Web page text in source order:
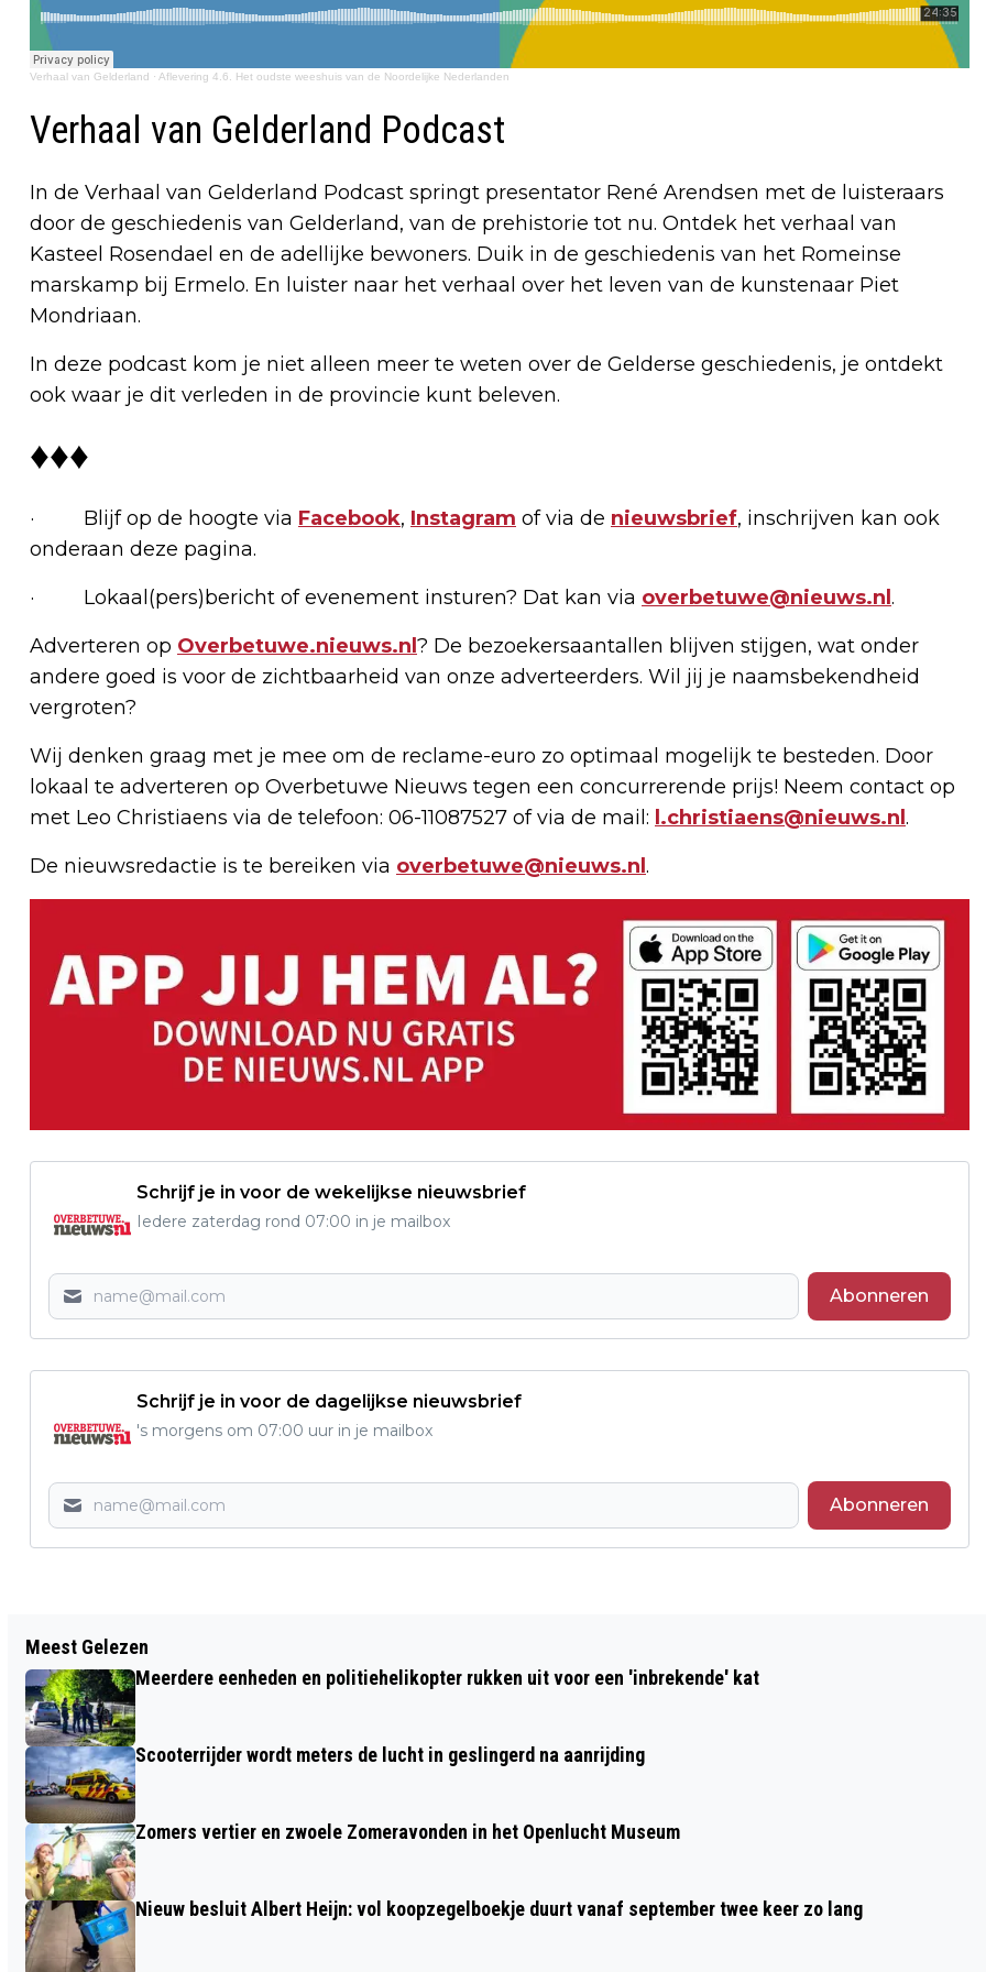
Verhaal van Gelderland · Aflevering 4.6. Het oudste weeshuis van de Noordelijke Nederlanden
Verhaal van Gelderland Podcast
In de Verhaal van Gelderland Podcast springt presentator René Arendsen met de luisteraars
door de geschiedenis van Gelderland, van de prehistorie tot nu. Ontdek het verhaal van
Kasteel Rosendael en de adellijke bewoners. Duik in de geschiedenis van het Romeinse
marskamp bij Ermelo. En luister naar het verhaal over het leven van de kunstenaar Piet
Mondriaan.
In deze podcast kom je niet alleen meer te weten over de Gelderse geschiedenis, je ontdekt
ook waar je dit verleden in de provincie kunt beleven.
♦♦♦
· Blijf op de hoogte via Facebook, Instagram of via de nieuwsbrief, inschrijven kan ook
onderaan deze pagina.
· Lokaal(pers)bericht of evenement insturen? Dat kan via overbetuwe@nieuws.nl .
Adverteren op Overbetuwe.nieuws.nl ? De bezoekersaantallen blijven stijgen, wat onder
andere goed is voor de zichtbaarheid van onze adverteerders. Wil jij je naamsbekendheid
vergroten?
Wij denken graag met je mee om de reclame-euro zo optimaal mogelijk te besteden. Door
lokaal te adverteren op Overbetuwe Nieuws tegen een concurrerende prijs! Neem contact op
met Leo Christiaens via de telefoon: 06-11087527 of via de mail: l.christiaens@nieuws.nl .
De nieuwsredactie is te bereiken via overbetuwe@nieuws.nl .
Schrijf je in voor de wekelijkse nieuwsbrief
Iedere zaterdag rond 07:00 in je mailbox
Abonneren
Schrijf je in voor de dagelijkse nieuwsbrief
's morgens om 07:00 uur in je mailbox
Abonneren
TEMPERATUUR KOMENDE WEEK
OMHOOG, EIND VAN DE WEEK KANS OP
ONWEER
AUTOBRAND IN DRIEL
Meest Gelezen
Meerdere eenheden en politiehelikopter rukken uit voor een 'inbrekende' kat
Scooterrijder wordt meters de lucht in geslingerd na aanrijding
Zomers vertier en zwoele Zomeravonden in het Openlucht Museum
Nieuw besluit Albert Heijn: vol koopzegelboekje duurt vanaf september twee keer zo lang